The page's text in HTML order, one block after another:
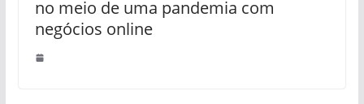
no meio de uma pandemia com
negócios online